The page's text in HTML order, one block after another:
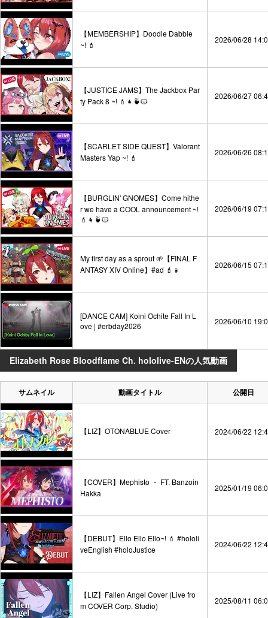
【MEMBERSHIP】Doodle Dabble
~! 💄
2026/06/28
【JUSTICE JAMS】The Jackbox Par
ty Pack 8 ~! 💄👧🍵🐱
2026/06/27
【SCARLET SIDE QUEST】Valorant
Masters Yap ~! 💄
2026/06/26
【BURGLIN' GNOMES】Come hithe
r we have a COOL announcement ~!
💄👧🍵🐱
2026/06/19
My first day as a sprout 🌱【FINAL F
ANTASY XIV Online】#ad 💄👧
2026/06/15
[DANCE CAM] Koini Ochite Fall In L
ove | #erbday2026
2026/06/10
Elizabeth Rose Bloodflame Ch. hololive-ENの人気動画
サムネイル 動画タイトル 公開日
【LIZ】OTONABLUE Cover 2024/06/22
【COVER】Mephisto ・ FT. Banzoin
Hakka
2025/01/19
【DEBUT】Ello Ello Ello~! 💄 #hololi
veEnglish #holoJustice
2024/06/22
【LIZ】Fallen Angel Cover (Live fro
m COVER Corp. Studio)
2025/08/11